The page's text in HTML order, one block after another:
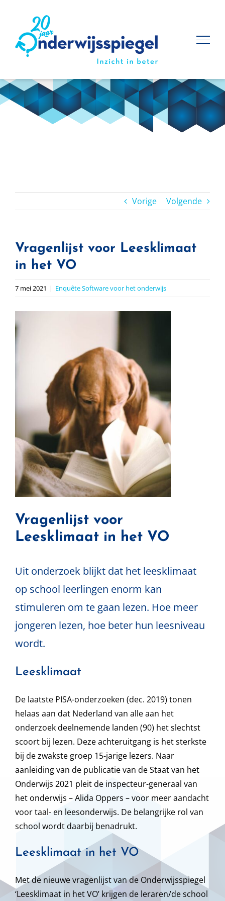
inhoud
Vorige Volgende
Vragenlijst voor Leesklimaat
in het VO
7 mei 2021 | Enquête Software voor het onderwijs
grotere
Vragenlijst voor
Leesklimaat in het VO
Uit onderzoek blijkt dat het leesklimaat
op school leerlingen enorm kan
stimuleren om te gaan lezen. Hoe meer
jongeren lezen, hoe beter hun leesniveau
wordt.
Leesklimaat
De laatste PISA-onderzoeken (dec. 2019) tonen
helaas aan dat Nederland van alle aan het
onderzoek deelnemende landen (90) het slechtst
scoort bij lezen. Deze achteruitgang is het sterkste
bij de zwakste groep 15-jarige lezers. Naar
aanleiding van de publicatie van de Staat van het
Onderwijs 2021 pleit de inspecteur-generaal van
het onderwijs – Alida Oppers – voor meer aandacht
voor taal- en leesonderwijs. De belangrijke rol van
school wordt daarbij benadrukt.
Leesklimaat in het VO
Met de nieuwe vragenlijst van de Onderwijsspiegel
‘Leesklimaat in het VO’ krijgen de leraren/de school